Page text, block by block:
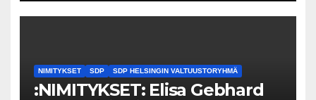
NIMITYKSET SDP SDP HELSINGIN VALTUUSTORYHMÄ
:NIMITYKSET: Elisa Gebhard